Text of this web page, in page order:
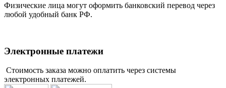
Физические лица могут оформить банковский перевод через
любой удобный банк РФ.
Электронные платежи
Стоимость заказа можно оплатить через системы
электронных платежей.